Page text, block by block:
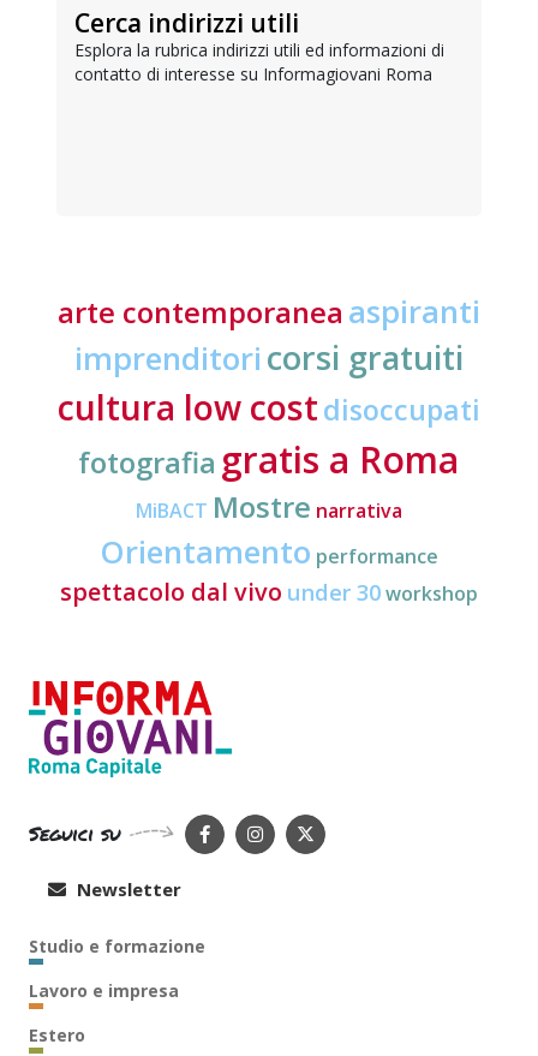
Cerca indirizzi utili
Esplora la rubrica indirizzi utili ed informazioni di
contatto di interesse su Informagiovani Roma
arte contemporanea aspiranti
imprenditori corsi gratuiti
cultura low costdisoccupati
fotografia gratis a Roma
MiBACT Mostre narrativa
Orientamento performance
spettacolo dal vivo under 30workshop
Seguici su
Newsletter
Studio e formazione
Lavoro e impresa
Estero